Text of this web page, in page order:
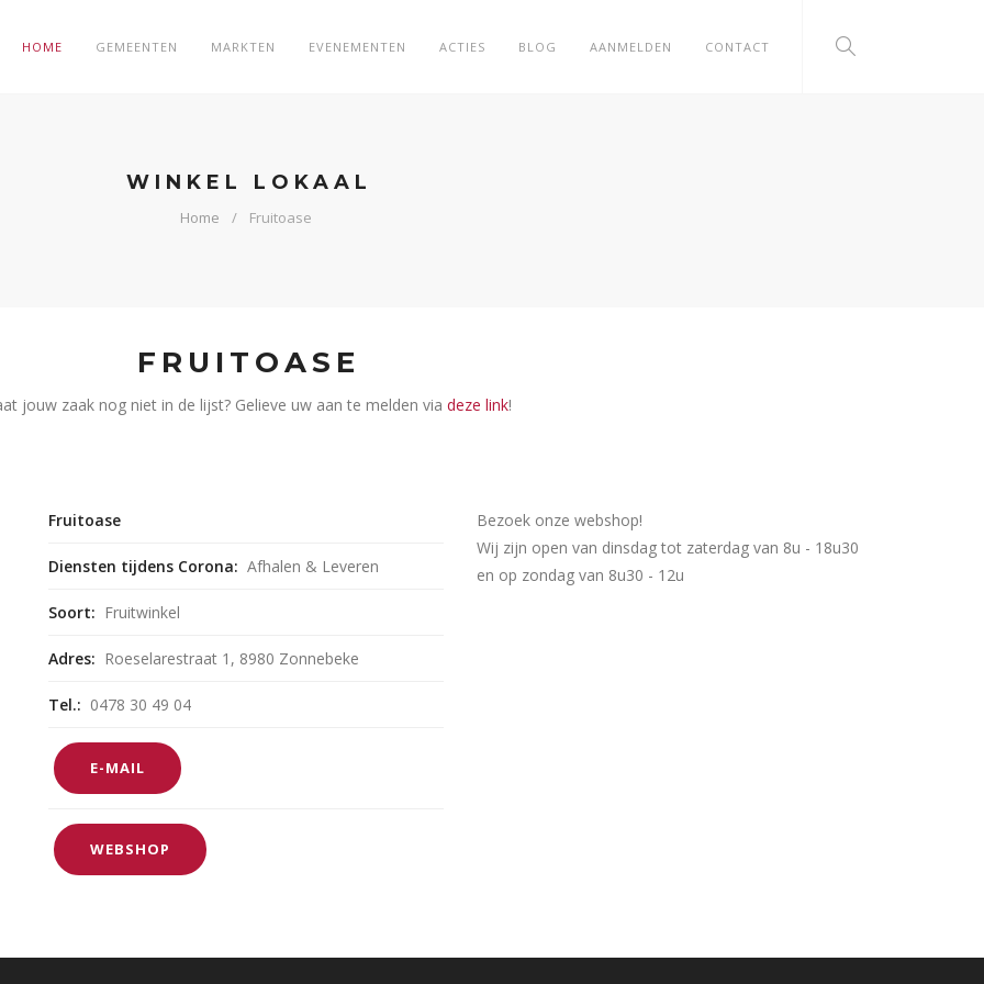
HOME GEMEENTEN MARKTEN EVENEMENTEN ACTIES BLOG AANMELDEN CONTACT
WINKEL LOKAAL
Home Fruitoase
FRUITOASE
jouw zaak nog niet in de lijst? Gelieve uw aan te melden via deze link!
Fruitoase
Diensten tijdens Corona: Afhalen & Leveren
Soort: Fruitwinkel
Adres: Roeselarestraat 1, 8980 Zonnebeke
Tel.: 0478 30 49 04
E-MAIL
WEBSHOP
Bezoek onze webshop!
Wij zijn open van dinsdag tot zaterdag van 8u - 18u30
en op zondag van 8u30 - 12u